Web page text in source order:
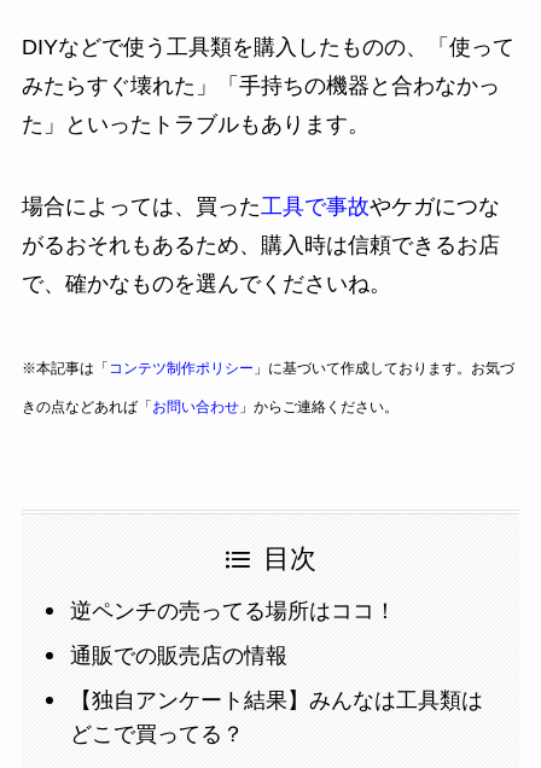
DIYなどで使う工具類を購入したものの、「使って
みたらすぐ壊れた」「手持ちの機器と合わなかっ
た」といったトラブルもあります。
場合によっては、買った工具で事故やケガにつな
がるおそれもあるため、購入時は信頼できるお店
で、確かなものを選んでくださいね。
※本記事は「 コンテツ制作ポリシー 」に基づいて作成しております。お気づ
きの点などあれば「お問い合わせ」からご連絡ください。
目次
逆ペンチの売ってる場所はココ！
通販での販売店の情報
【独自アンケート結果】みんなは工具類は
どこで買ってる？